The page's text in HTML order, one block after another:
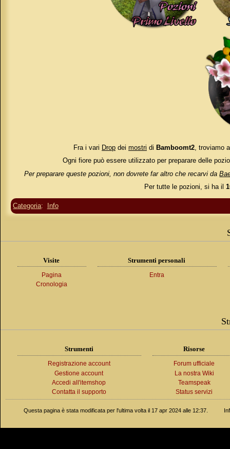
Fra i vari Drop dei mostri di Bamboomt2 , troviamo
Ogni fiore può essere utilizzato per preparare delle
Per preparare queste pozioni, non dovrete far altro che recarvi da
Per tutte le pozioni, si ha il
Categoria: Info
Visite
Pagina
Cronologia
Strumenti personali
Entra
Strumenti
Registrazione account
Gestione account
Accedi all'itemshop
Contatta il supporto
Risorse
Forum ufficiale
La nostra Wiki
Teamspeak
Status servizi
Questa pagina è stata modificata per l'ultima volta il 17 apr 2024 alle 12:37.